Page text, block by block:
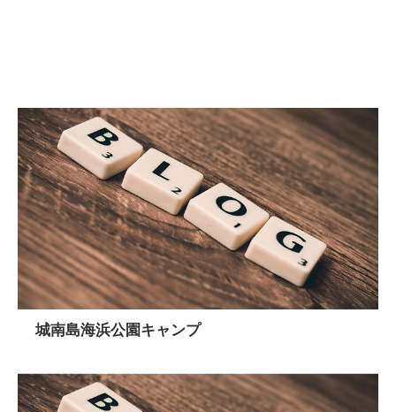
城南島海浜公園キャンプ